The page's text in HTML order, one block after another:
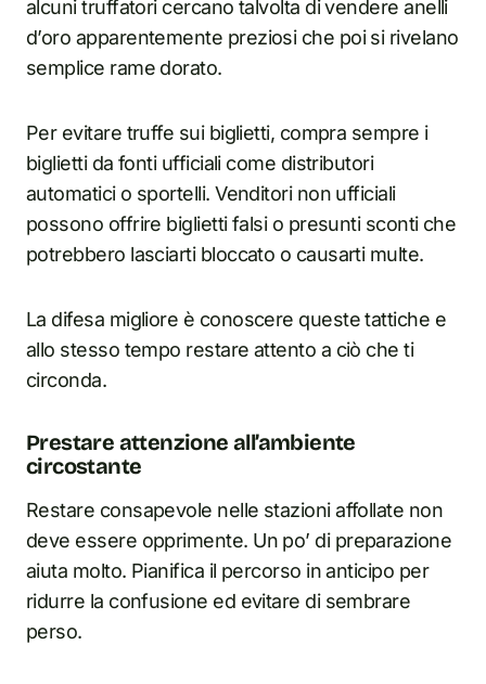
alcuni truffatori cercano talvolta di vendere anelli
d’oro apparentemente preziosi che poi si rivelano
semplice rame dorato.
Per evitare truffe sui biglietti, compra sempre i
biglietti da fonti ufficiali come distributori
automatici o sportelli. Venditori non ufficiali
possono offrire biglietti falsi o presunti sconti che
potrebbero lasciarti bloccato o causarti multe.
La difesa migliore è conoscere queste tattiche e
allo stesso tempo restare attento a ciò che ti
circonda.
Prestare attenzione all’ambiente
circostante
Restare consapevole nelle stazioni affollate non
deve essere opprimente. Un po’ di preparazione
aiuta molto. Pianifica il percorso in anticipo per
ridurre la confusione ed evitare di sembrare
perso.